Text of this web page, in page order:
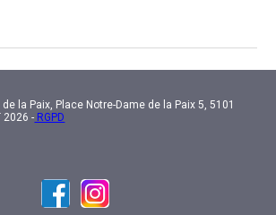
la Paix, Place Notre-Dame de la Paix 5, 5101
2026 - RGPD